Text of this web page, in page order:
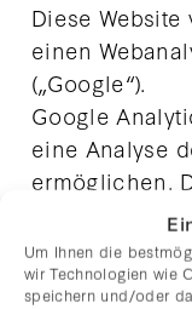
Um Ihnen die
wir Technologien wie
speichern und/oder
Diese
einen
(„Google“).
Google
eine Analyse
ermöglichen.
Server von
und dort